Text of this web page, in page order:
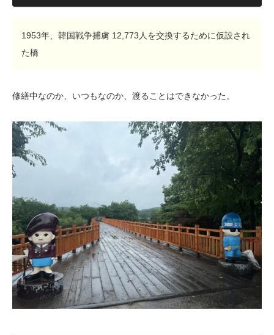
1953年、韓国戦争捕虜 12,773人を交換するために仮設され
た橋
修繕中なのか、いつもなのか、渡ることはできなかった。